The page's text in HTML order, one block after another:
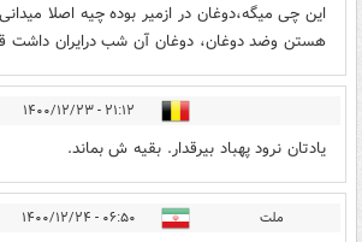
این چی میگه،دوغان در ازمیر بوده چیه اصلا
هستن وضد دوغان، دوغان آن شب درایران داشت
۲۱:۱۲ - ۱۴۰۰/۱۲/۲۳
یادتان نرود پهباد بیرقدار. بقیه ش بماند.
ملت ۰۶:۵۰ - ۱۴۰۰/۱۲/۲۴